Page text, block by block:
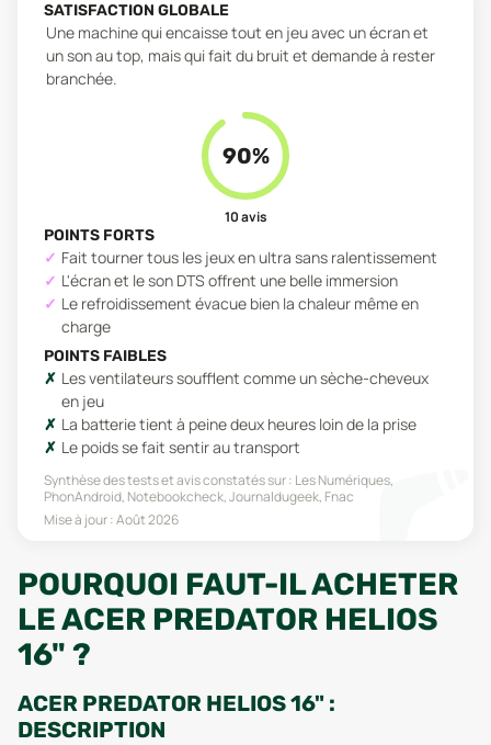
SATISFACTION GLOBALE
Une machine qui encaisse tout en jeu avec un écran et
un son au top, mais qui fait du bruit et demande à rester
branchée.
90%
10avis
POINTS FORTS
Fait tourner tous les jeux en ultra sans ralentissement
L'écran et le son DTS offrent une belle immersion
Le refroidissement évacue bien la chaleur même en
charge
POINTS FAIBLES
Les ventilateurs soufflent comme un sèche-cheveux
en jeu
La batterie tient à peine deux heures loin de la prise
Le poids se fait sentir au transport
Synthèse des tests et avis constatés sur : Les Numériques,
PhonAndroid, Notebookcheck, Journaldugeek, Fnac
Mise à jour :Août 2026
POURQUOI FAUT-IL ACHETER
LE ACER PREDATOR HELIOS
16" ?
ACER PREDATOR HELIOS 16" :
DESCRIPTION